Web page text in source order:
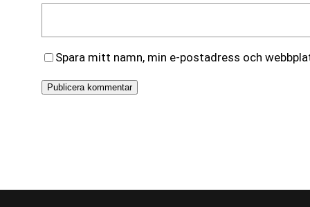
Spara mitt namn, min e-postadress och